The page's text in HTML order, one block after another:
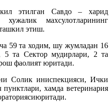
этилган Савдо – харид
махсулотларининг
этиш.
59 та ходим, шу жумладан 16
5 та Сектор мудирлари, 2 та
фаолият юритади.
Солик иниспекцияси, Ички
хамда ветеринария